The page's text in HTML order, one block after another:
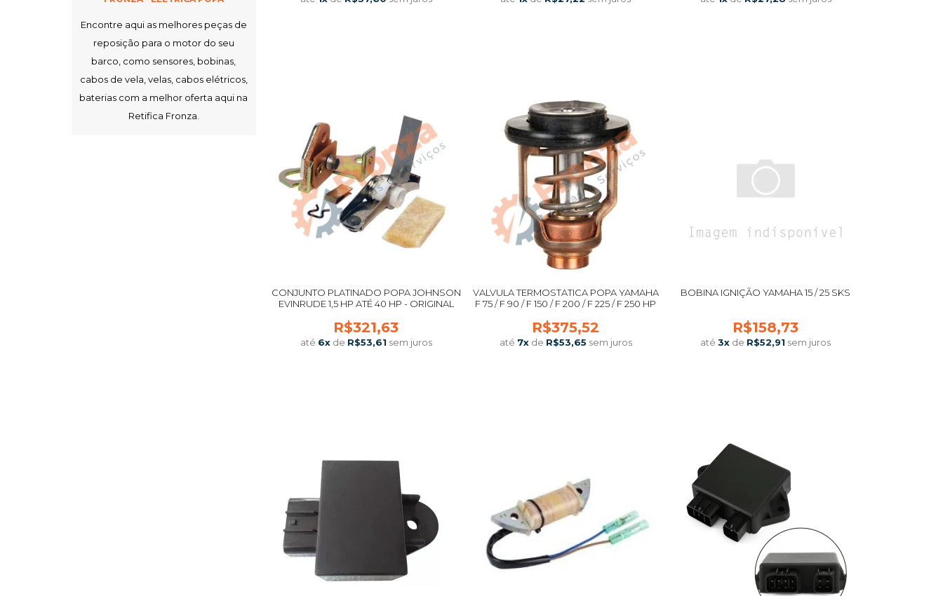
Encontre aqui as melhores peças de
reposição para o motor do seu
barco, como sensores, bobinas,
cabos de vela, velas, cabos elétricos,
baterias com a melhor oferta aqui na
Retifica Fronza.
CONJUNTO PLATINADO POPA JOHNSON
EVINRUDE 1,5 HP ATÉ 40 HP - ORIGINAL
R$321,63
até 6xde R$53,61 sem juros
VALVULA TERMOSTATICA POPA YAMAHA
F 75 / F 90 / F 150 / F 200 / F 225 / F 250 HP
R$375,52
até 7xde R$53,65 sem juros
BOBINA IGNIÇÃO YAMAHA 15 / 25 SKS
R$158,73
até3x de R$52,91 sem juros